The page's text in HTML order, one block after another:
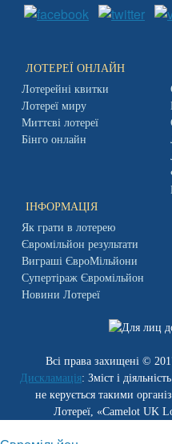
ЛОТЕРЕЇ ОНЛАЙН
Лотерейні квитки
Лотереї миру
Миттєві лотереї
Бінго онлайн
ІНФОРМАЦІЯ
Як грати в лотерею
Євромільйон результати
Виграші ЄвроМільйони
Супертіраж Євромільйон
Новини Лотереї
Всі права захищені ©
Дискламація: Зміст і
не керується такими
Лотереї, «Camelot UK